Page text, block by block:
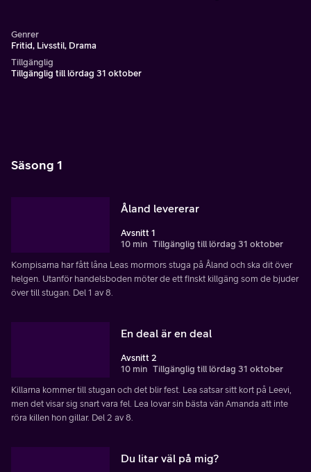
Genrer
Fritid, Livsstil, Drama
Tillgänglig
Tillgänglig till lördag 31 oktober
Säsong 1
Åland levererar
Avsnitt 1
10 min Tillgänglig till lördag 31 oktober
Kompisarna har fått låna Leas mormors stuga på Åland och ska dit över
helgen. Utanför handelsboden möter de ett finskt killgäng som de bjuder
över till stugan. Del 1 av 8.
En deal är en deal
Avsnitt 2
10 min Tillgänglig till lördag 31 oktober
Killarna kommer till stugan och det blir fest. Lea satsar sitt kort på Leevi,
men det visar sig snart vara fel. Lea lovar sin bästa vän Amanda att inte
röra killen hon gillar. Del 2 av 8.
Du litar väl på mig?